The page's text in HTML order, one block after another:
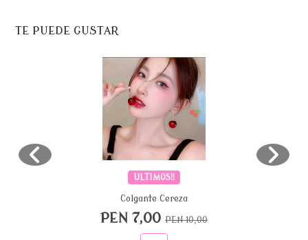
TE PUEDE GUSTAR
ULTIMOS!!
Colgante Cereza
PEN 7,00 PEN 10,00